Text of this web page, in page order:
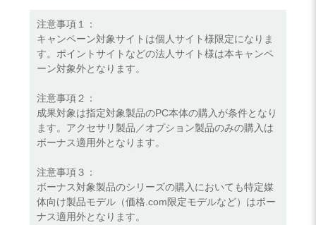
注意事項１：
キャンペーン対象サイトは個人サイト様限定になりま
す。ポイントサイトなどの法人サイト様は本キャンペ
ーン対象外となります。
注意事項２：
成果対象は指定対象製品のPC本体の購入が条件となり
ます。アクセサリ製品／オプション製品のみの購入は
ボーナス適用外となります。
注意事項３：
ボーナス対象製品のシリーズの購入においても特定媒
体向け製品モデル（価格.com限定モデルなど）はボー
ナス適用外となります。